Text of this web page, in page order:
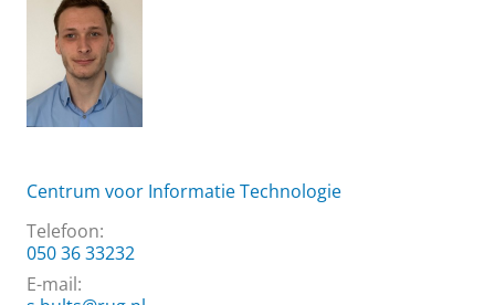
Centrum voor Informatie Technologie
Telefoon:
050 36 33232
E-mail: